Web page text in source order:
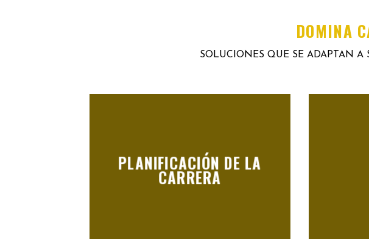
DOMINA
SOLUCIONES QUE SE ADAPTAN A
PLANIFICACIÓN DE LA
CARRERA